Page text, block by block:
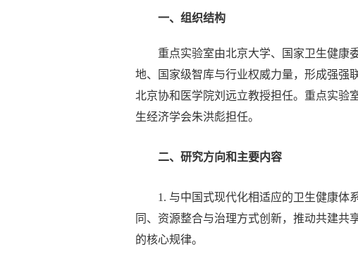
一、组织结构
重点实验室由北京大学、国家卫生健康
地、国家级智库与行业权威力量，形成强强
北京协和医学院刘远立教授担任。重点实验
生经济学会朱洪彪担任。
二、研究方向和主要内容
1. 与中国式现代化相适应的卫生健康体
同、资源整合与治理方式创新，推动共建共
的核心规律。